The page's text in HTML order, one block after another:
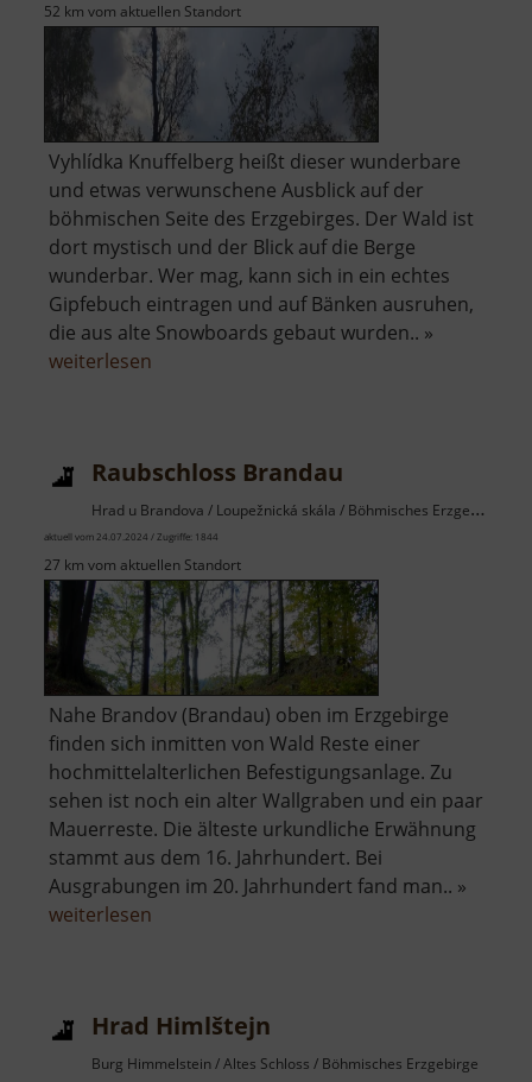
52 km vom aktuellen Standort
Vyhlídka Knuffelberg heißt dieser wunderbare
und etwas verwunschene Ausblick auf der
böhmischen Seite des Erzgebirges. Der Wald ist
dort mystisch und der Blick auf die Berge
wunderbar. Wer mag, kann sich in ein echtes
Gipfebuch eintragen und auf Bänken ausruhen,
die aus alte Snowboards gebaut wurden.. »
weiterlesen
Raubschloss Brandau
Hrad u Brandova / Loupežnická skála / Böhmisches Erzgebirge
aktuell vom 24.07.2024 / Zugriffe: 1844
27 km vom aktuellen Standort
Nahe Brandov (Brandau) oben im Erzgebirge
finden sich inmitten von Wald Reste einer
hochmittelalterlichen Befestigungsanlage. Zu
sehen ist noch ein alter Wallgraben und ein paar
Mauerreste. Die älteste urkundliche Erwähnung
stammt aus dem 16. Jahrhundert. Bei
Ausgrabungen im 20. Jahrhundert fand man.. »
weiterlesen
Hrad Himlštejn
Burg Himmelstein / Altes Schloss / Böhmisches Erzgebirge